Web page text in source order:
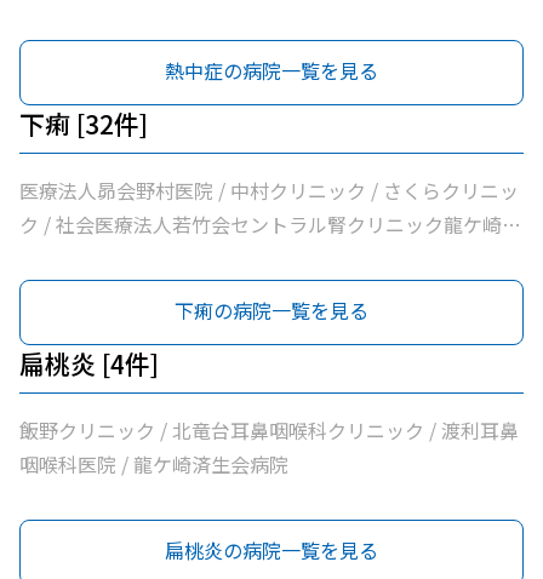
医院 / 八代内科医院 / 高田整形外科 / 龍ケ崎済生会病院 /
うちだ医院 / ユビキタスクリニック / 医療法人社団八峰会
池田病院
外科 / 牛尾病院 / 松本クリニック / ひかりの森内科クリニ
ック / 吉澤胃腸内科医院 / 山村医院 / 山本医院 / 福岡小児
科医院 / 飯野クリニック / 松葉クリニック / 根本医院 / 医
療法人社団健幸福会龍ケ崎大徳ヘルシークリニック / 医療
法人社団清和会いしかわクリニック / 横田医院 / 茨城県竜
ケ崎保健所 / 朝野循環器内科クリニック / 医療法人いがら
医院 / 八代内科医院 / 高田整形外科 / 龍ケ崎済生会病院 /
うちだ医院 / ユビキタスクリニック / 医療法人社団八峰会
池田病院
熱中症の病院一覧を見る
下痢 [32件]
医療法人昴会野村医院 / 中村クリニック / さくらクリニッ
ク / 社会医療法人若竹会セントラル腎クリニック龍ケ崎 /
外科 / 牛尾病院 / 松本クリニック / ひかりの森内科クリニ
ック / 吉澤胃腸内科医院 / 山村医院 / 山本医院 / 福岡小児
科医院 / 飯野クリニック / 松葉クリニック / 根本医院 / 医
療法人社団健幸福会龍ケ崎大徳ヘルシークリニック / 医療
法人社団清和会いしかわクリニック / 横田医院 / 茨城県竜
ケ崎保健所 / 朝野循環器内科クリニック / 医療法人いがら
医院 / 八代内科医院 / 高田整形外科 / 龍ケ崎済生会病院 /
うちだ医院 / ユビキタスクリニック / 医療法人社団八峰会
下痢の病院一覧を見る
扁桃炎 [4件]
飯野クリニック / 北竜台耳鼻咽喉科クリニック / 渡利耳鼻
咽喉科医院 / 龍ケ崎済生会病院
扁桃炎の病院一覧を見る